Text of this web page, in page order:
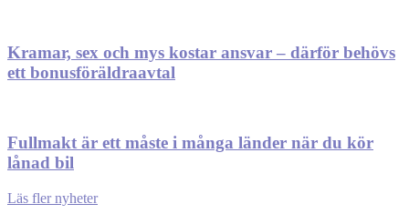
Kramar, sex och mys kostar ansvar – därför behövs
ett bonusföräldraavtal
Fullmakt är ett måste i många länder när du kör
lånad bil
Läs fler nyheter